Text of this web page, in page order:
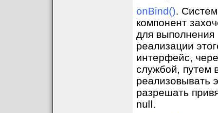
onBind().
компонент
для
реализации
интерфейс,
службой, путем
реализовывать
разрешать
null.